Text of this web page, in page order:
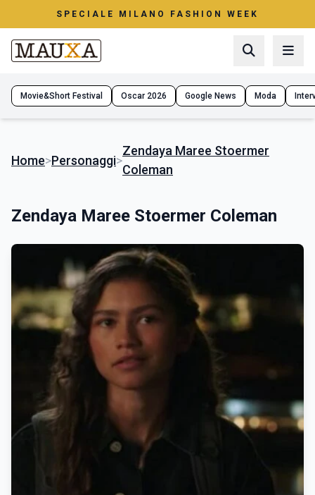
SPECIALE MILANO FASHION WEEK
Movie&Short Festival Oscar 2026 Google News Moda
Home>Personaggi>
Zendaya Maree Stoermer
Coleman
Zendaya Maree Stoermer Coleman